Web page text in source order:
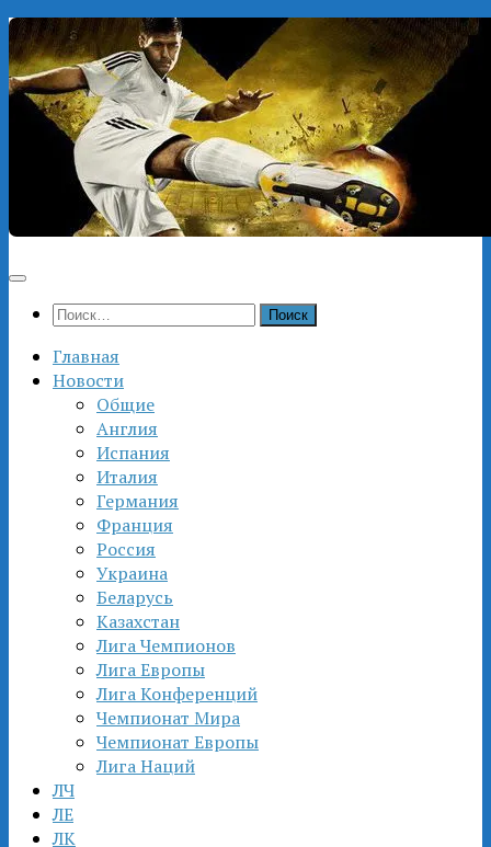
Перейти
к
содержимому
Найти:
Главная
Новости
Общие
Англия
Испания
Италия
Германия
Франция
Россия
Украина
Беларусь
Казахстан
Лига Чемпионов
Лига Европы
Лига Конференций
Чемпионат Мира
Чемпионат Европы
Лига Наций
ЛЧ
ЛЕ
ЛК